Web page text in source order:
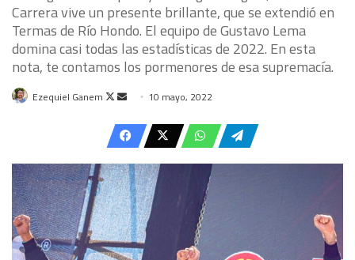
Carrera vive un presente brillante, que se extendió en
Termas de Río Hondo. El equipo de Gustavo Lema
domina casi todas las estadísticas de 2022. En esta
nota, te contamos los pormenores de esa supremacía.
Ezequiel Ganem
Follow
X
Send
email
10 mayo, 2022